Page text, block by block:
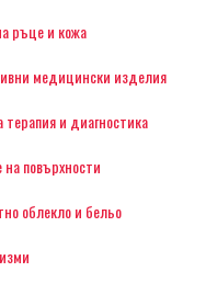
ръце и кожа
медицински изделия
и диагностика
повърхности
облекло и бельо